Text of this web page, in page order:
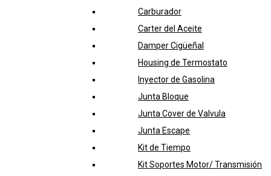
Carburador
Carter del Aceite
Damper Cigüeñal
Housing de Termostato
Inyector de Gasolina
Junta Bloque
Junta Cover de Valvula
Junta Escape
Kit de Tiempo
Kit Soportes Motor/ Transmisión